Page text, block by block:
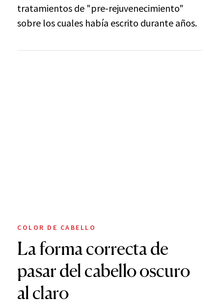
tratamientos de "pre-rejuvenecimiento"
sobre los cuales había escrito durante años.
COLOR DE CABELLO
La forma correcta de
pasar del cabello oscuro
al claro